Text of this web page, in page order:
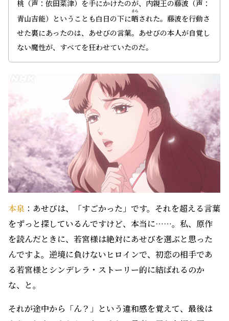
桃 （声：依田菜津）を手にかけたのが、内親王の藤波（声：
青山吉能）ということも白日の下に晒
さら
された。藤波を行動さ
せた裏にあったのは、あせびの言葉。あせびの本人が自覚し
ない魔性が、すべてを狂わせていたのだ。
本泉 ：あせびは、「すごかった」です。それを超える言葉
をずっと探しているんですけど、本当に……。私、原作
を読んだときに、若宮様は絶対にあせびを選ぶと思った
んですよ。逆境に負けないヒロインで、初恋の相手であ
る若宮様とシンデレラ・ストーリー的に結ばれるのか
な、と。
それが途中から「ん？」という違和感を覚えて、最後は